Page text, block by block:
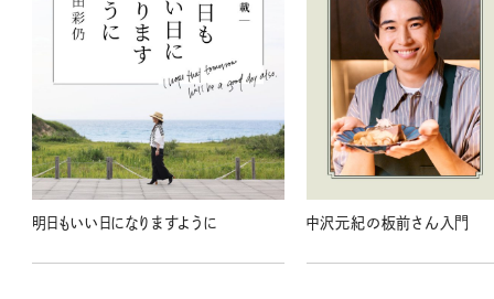
明日もいい日になりますように 中沢元紀の板前さん入門